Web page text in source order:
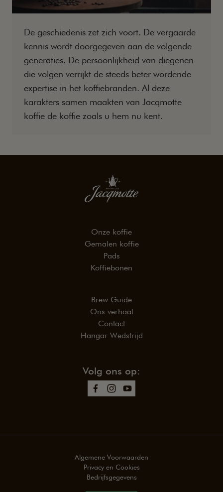
De geschiedenis zet zich voort. De vergaarde
kennis wordt doorgegeven aan de volgende
generaties. De persoonlijkheid van diegenen
die volgen verrijkt de steeds beter wordende
expertise in het koffiebranden. Al deze
karakters samen maakten van Jacqmotte
koffie de koffie zoals u hem nu kent.
Onze koffie
Gemalen koffie
Pads
Koffiebonen
Brew Guide
Ons verhaal
Contact
Hangar Wedstrijd
Volg ons op:
Algemene Voorwaarden
Privacy en Cookies
Bedrijfsgegevens